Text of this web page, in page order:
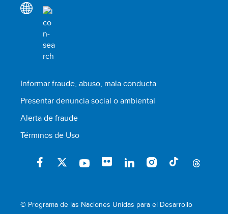
Informar fraude, abuso, mala conducta
Presentar denuncia social o ambiental
Alerta de fraude
Términos de Uso
© Programa de las Naciones Unidas para el Desarrollo